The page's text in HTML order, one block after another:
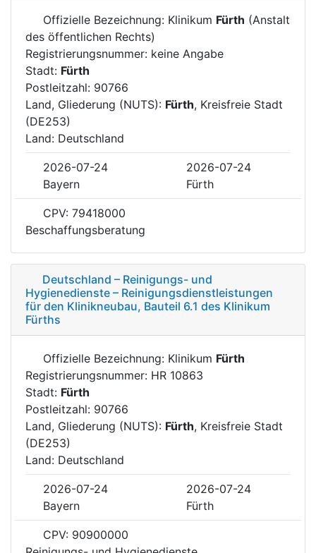
Offizielle Bezeichnung: Klinikum Fürth (Anstalt
des öffentlichen Rechts)
Registrierungsnummer: keine Angabe
Stadt: Fürth
Postleitzahl: 90766
Land, Gliederung (NUTS): Fürth, Kreisfreie Stadt
(DE253)
Land: Deutschland
2026-07-24
2026-07-24
Bayern
Fürth
CPV: 79418000
Beschaffungsberatung
Deutschland – Reinigungs- und
Hygienedienste – Reinigungsdienstleistungen
für den Klinikneubau, Bauteil 6.1 des Klinikum
Fürths
Offizielle Bezeichnung: Klinikum Fürth
Registrierungsnummer: HR 10863
Stadt: Fürth
Postleitzahl: 90766
Land, Gliederung (NUTS): Fürth, Kreisfreie Stadt
(DE253)
Land: Deutschland
2026-07-24
2026-07-24
Bayern
Fürth
CPV: 90900000